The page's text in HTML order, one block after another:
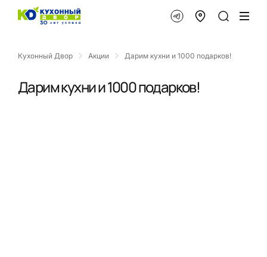
Кухонный Двор Акции Дарим кухни и 1000 подарков!
Дарим кухни и 1000 подарков!